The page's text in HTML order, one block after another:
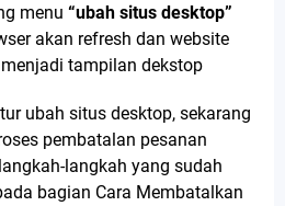
menu “ubah situs desktop”
akan refresh dan website
tampilan dekstop
ubah situs desktop, sekarang
pembatalan pesanan
langkah yang sudah
bagian Cara Membatalkan